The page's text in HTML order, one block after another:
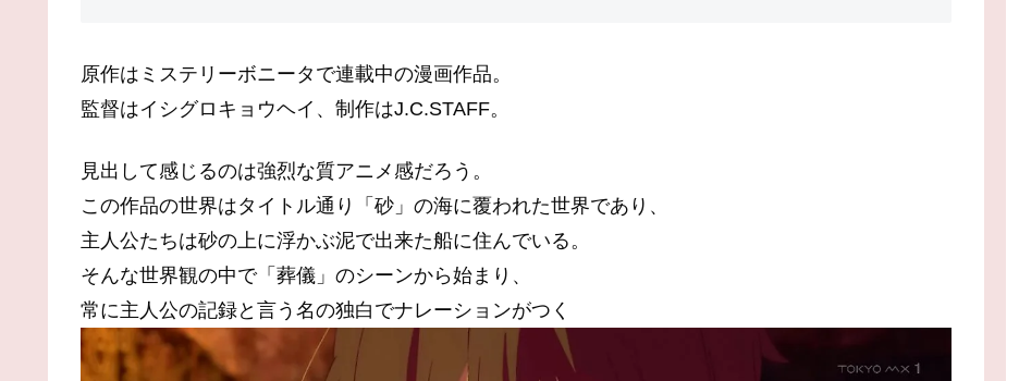
原作はミステリーボニータで連載中の漫画作品。
監督はイシグロキョウヘイ、制作はJ.C.STAFF。
見出して感じるのは強烈な質アニメ感だろう。
この作品の世界はタイトル通り「砂」の海に覆われた世界であり、
主人公たちは砂の上に浮かぶ泥で出来た船に住んでいる。
そんな世界観の中で「葬儀」のシーンから始まり、
常に主人公の記録と言う名の独白でナレーションがつく